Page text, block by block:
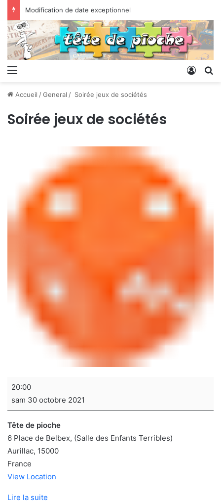
Modification de date exceptionnel
Menu
Accueil /General / Soirée jeux de sociétés
Soirée jeux de sociétés
Soirée
de
sociétés
20:00
sam 30 octobre 2021
Tête de pioche
6 Place de Belbex (Salle des Enfants Terribles)
Aurillac, 15000
France
View Location
Lire la suite